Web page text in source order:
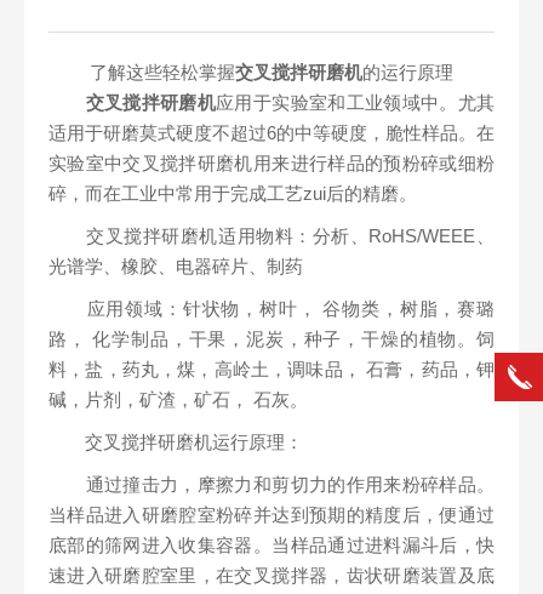
了解这些轻松掌握交叉搅拌研磨机的运行原理
交叉搅拌研磨机应用于实验室和工业领域中。尤其
适用于研磨莫式硬度不超过6的中等硬度，脆性样品。在
实验室中交叉搅拌研磨机用来进行样品的预粉碎或细粉
碎，而在工业中常用于完成工艺zui后的精磨。
交叉搅拌研磨机适用物料：分析、RoHS/WEEE、
光谱学、橡胶、电器碎片、制药
应用领域：针状物，树叶， 谷物类，树脂，赛璐
路， 化学制品，干果，泥炭，种子，干燥的植物。饲
料，盐，药丸，煤，高岭土，调味品， 石膏，药品，钾
碱，片剂，矿渣，矿石， 石灰。
交叉搅拌研磨机运行原理：
通过撞击力，摩擦力和剪切力的作用来粉碎样品。
当样品进入研磨腔室粉碎并达到预期的精度后，便通过
底部的筛网进入收集容器。当样品通过进料漏斗后，快
速进入研磨腔室里，在交叉搅拌器，齿状研磨装置及底